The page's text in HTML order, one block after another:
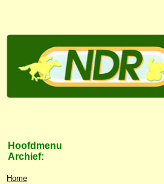
Hoofdmenu
Archief:
Home